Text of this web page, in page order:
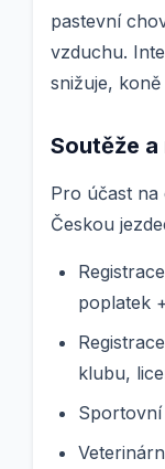
pastevní
vzduchu.
snižuje,
Soutěže
Pro účast
Českou
poplatek
klubu,
Sportovní